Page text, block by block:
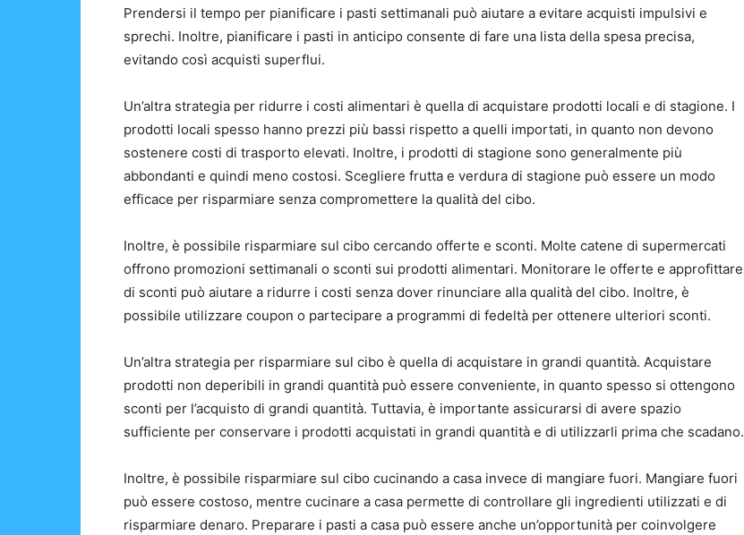
Prendersi il tempo per pianificare i pasti settimanali può aiutare a evitare acquisti impulsivi e
sprechi. Inoltre, pianificare i pasti in anticipo consente di fare una lista della spesa precisa,
evitando così acquisti superflui.
Un’altra strategia per ridurre i costi alimentari è quella di acquistare prodotti locali e di stagione. I
prodotti locali spesso hanno prezzi più bassi rispetto a quelli importati, in quanto non devono
sostenere costi di trasporto elevati. Inoltre, i prodotti di stagione sono generalmente più
abbondanti e quindi meno costosi. Scegliere frutta e verdura di stagione può essere un modo
efficace per risparmiare senza compromettere la qualità del cibo.
Inoltre, è possibile risparmiare sul cibo cercando offerte e sconti. Molte catene di supermercati
offrono promozioni settimanali o sconti sui prodotti alimentari. Monitorare le offerte e approfittare
di sconti può aiutare a ridurre i costi senza dover rinunciare alla qualità del cibo. Inoltre, è
possibile utilizzare coupon o partecipare a programmi di fedeltà per ottenere ulteriori sconti.
Un’altra strategia per risparmiare sul cibo è quella di acquistare in grandi quantità. Acquistare
prodotti non deperibili in grandi quantità può essere conveniente, in quanto spesso si ottengono
sconti per l’acquisto di grandi quantità. Tuttavia, è importante assicurarsi di avere spazio
sufficiente per conservare i prodotti acquistati in grandi quantità e di utilizzarli prima che scadano.
Inoltre, è possibile risparmiare sul cibo cucinando a casa invece di mangiare fuori. Mangiare fuori
può essere costoso, mentre cucinare a casa permette di controllare gli ingredienti utilizzati e di
risparmiare denaro. Preparare i pasti a casa può essere anche un’opportunità per coinvolgere